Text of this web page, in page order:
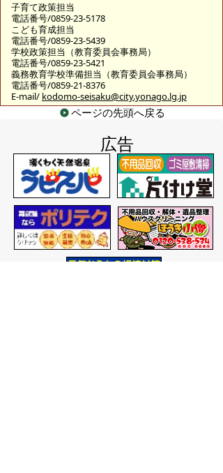
子育て政策担当
電話番号/0859-23-5178
こども育成担当
電話番号/0859-23-5439
学校政策担当（教育委員会事務局）
電話番号/0859-23-5421
義務教育学校準備担当（教育委員会事務局）
電話番号/0859-21-8376
E-mail/ kodomo-seisaku@city.yonago.lg.jp
ページの先頭へ戻る
広告